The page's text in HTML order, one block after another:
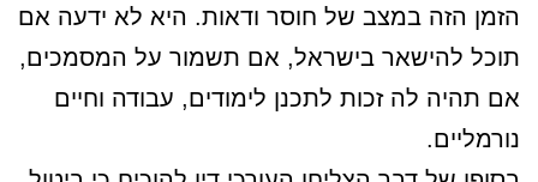
הזמן הזה במצב של חוסר ודאות. היא לא ידעה אם
תוכל להישאר בישראל, אם תשמור על המסמכים,
אם תהיה לה זכות לתכנן לימודים, עבודה וחיים
נורמליים.